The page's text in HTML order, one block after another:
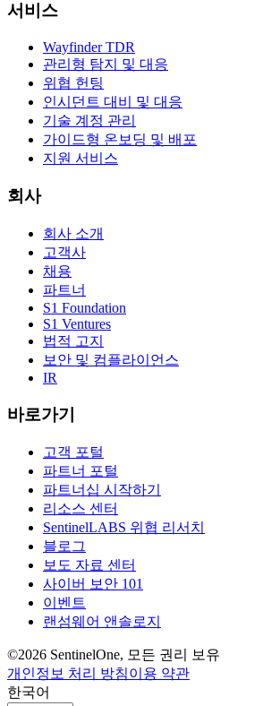
서비스
Wayfinder TDR
관리형 탐지 및 대응
위협 헌팅
인시던트 대비 및 대응
기술 계정 관리
가이드형 온보딩 및 배포
지원 서비스
회사
회사 소개
고객사
채용
파트너
S1 Foundation
S1 Ventures
법적 고지
보안 및 컴플라이언스
IR
바로가기
고객 포털
파트너 포털
파트너십 시작하기
리소스 센터
SentinelLABS 위협 리서치
블로그
보도 자료 센터
사이버 보안 101
이벤트
랜섬웨어 앤솔로지
©2026 SentinelOne, 모든 권리 보유
개인정보 처리 방침이용 약관
한국어